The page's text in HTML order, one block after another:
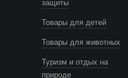
защиты
Товары для детей
Товары для животных
Туризм и отдых на
природе